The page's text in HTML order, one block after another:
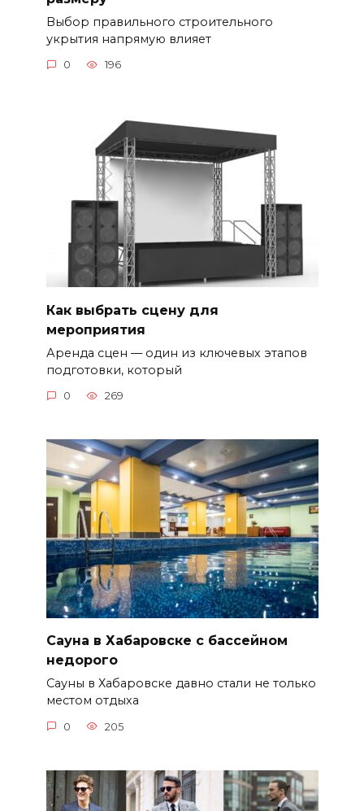
Выбор правильного строительного
укрытия напрямую влияет
0 196
Как выбрать сцену для
мероприятия
Аренда сцен — один из ключевых этапов
подготовки, который
0 269
Сауна в Хабаровске с бассейном
недорого
Сауны в Хабаровске давно стали не только
местом отдыха
0 205